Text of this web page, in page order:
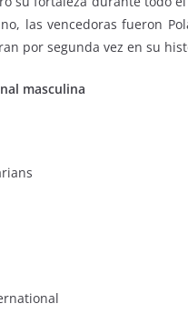
las vencedoras fueron
por segunda vez en su
masculina